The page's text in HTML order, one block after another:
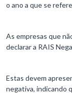
o ano a que se
As empresas que
declarar a RAIS
Estas devem
negativa, indicando